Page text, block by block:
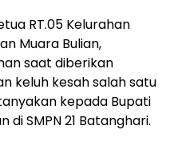
RT.05 Kelurahan
Muara Bulian,
saat diberikan
keluh kesah salah satu
kepada Bupati
SMPN 21 Batanghari.